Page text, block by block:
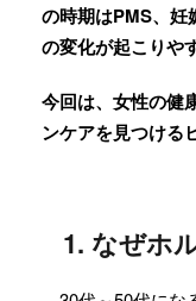
の時期はPMS、妊
の変化が起こりや
今回は、女性の健
ンケアを見つける
1. なぜホ